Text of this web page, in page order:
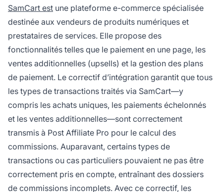
SamCart est une plateforme e-commerce spécialisée
destinée aux vendeurs de produits numériques et
prestataires de services. Elle propose des
fonctionnalités telles que le paiement en une page, les
ventes additionnelles (upsells) et la gestion des plans
de paiement. Le correctif d’intégration garantit que tous
les types de transactions traités via SamCart—y
compris les achats uniques, les paiements échelonnés
et les ventes additionnelles—sont correctement
transmis à Post Affiliate Pro pour le calcul des
commissions. Auparavant, certains types de
transactions ou cas particuliers pouvaient ne pas être
correctement pris en compte, entraînant des dossiers
de commissions incomplets. Avec ce correctif, les